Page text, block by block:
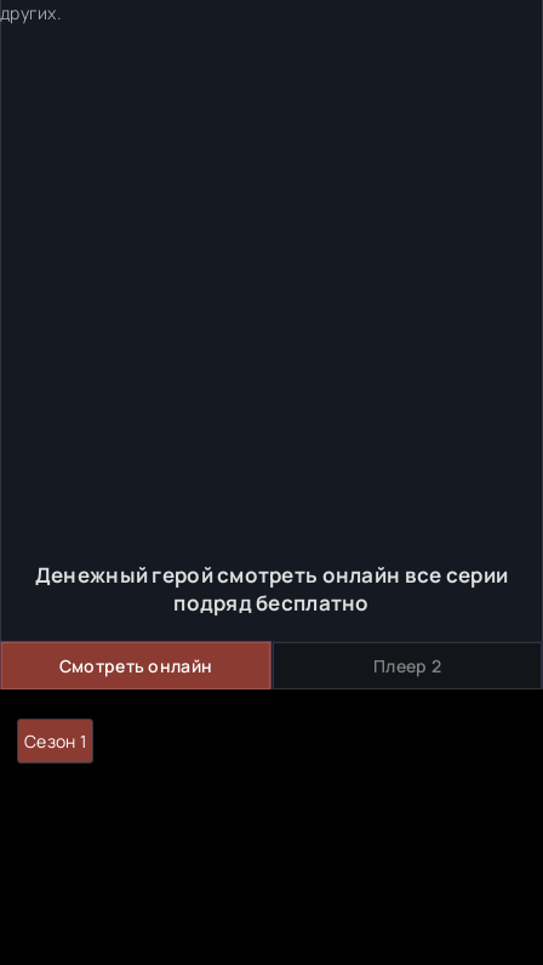
других.
Денежный герой смотреть онлайн все серии
подряд бесплатно
Смотреть онлайн Плеер 2
Сезон 1